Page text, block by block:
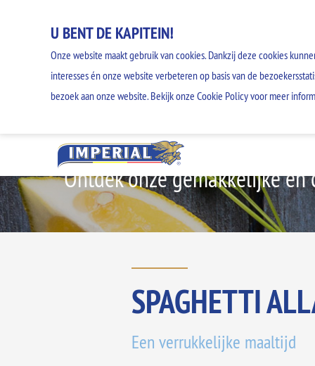
U BENT DE KAPITEIN!
Onze website maakt gebruik van cookies. Dankzij deze cookies
interesses én onze website verbeteren op basis van de
bezoek aan onze website. Bekijk onze Cookie Policy voor meer
Ontdek onze gemakkelijke en
SPAGHETTI
Een verrukkelijke maaltijd